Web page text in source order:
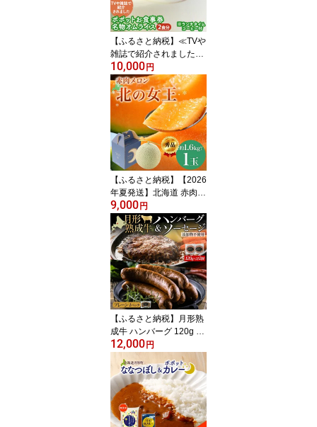
【 月形町 】 お届け：2
025年12月上旬より順次
出荷
【ふるさと納税】≪TVや
雑誌で紹介されました≫
ポポットお食事券/名物オ
ムライス2食分※ランチ
タイムコーヒー付 チケッ
ト
10,000 円
【ふるさと納税】【2026
年夏発送】北海道 赤肉メ
ロン 北の女王 秀品 約1.6
kg×1玉 令和8年 メロン
果物 フルーツ 旬 季節 希
少 貴重 甘い 豊潤 国産 デ
ザート ご褒美 産地直送
ギフト お祝い 贈答品 贈
り物 お中元 常温 お届
け：7月上旬から7月末に
順次発送
9,000 円
【ふるさと納税】月形熟
成牛 ハンバーグ 120g ×
2個 ソーセージ プレーン
30g × 4本 1パック 計360
g 添加物不使用 セット ブ
ランド 高級 グルメ お取
り寄せ 肉汁 焼肉 鉄板焼
ギフト 【 月形町 】 お
届け：2025年12月上旬
12,000 円